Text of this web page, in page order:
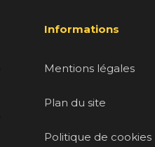
Informations
Mentions légales
Plan du site
Politique de cookies